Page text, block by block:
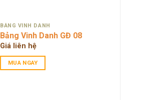
BẢNG VINH DANH
Bảng Vinh Danh GĐ 08
Giá liên hệ
MUA NGAY